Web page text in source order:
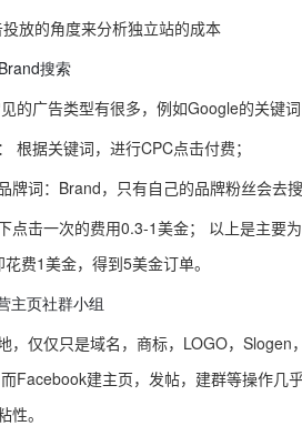
放的角度来分析独立站的成本
搜索
的广告类型有很多，例如Google的关键词
根据关键词，进行CPC点击付费；
牌词：Brand，只有自己的品牌粉丝会去搜
点击一次的费用0.3-1美金； 以上是主要
费1美金，得到5美金订单。
主页社群小组
，仅仅只是域名，商标，LOGO，
Facebook建主页，发帖，建群等操作几
性。